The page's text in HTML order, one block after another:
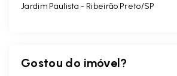
Jardim Paulista - Ribeirão Preto/SP
Gostou do imóvel?